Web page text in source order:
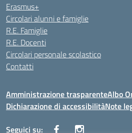
Erasmus+
Circolari alunni e famiglie
R.E. Famiglie
R.E. Docenti
Circolari personale scolastico
Contatti
Amministrazione trasparenteAlbo
Dichiarazione di accessibilitàNote
Seguici su: